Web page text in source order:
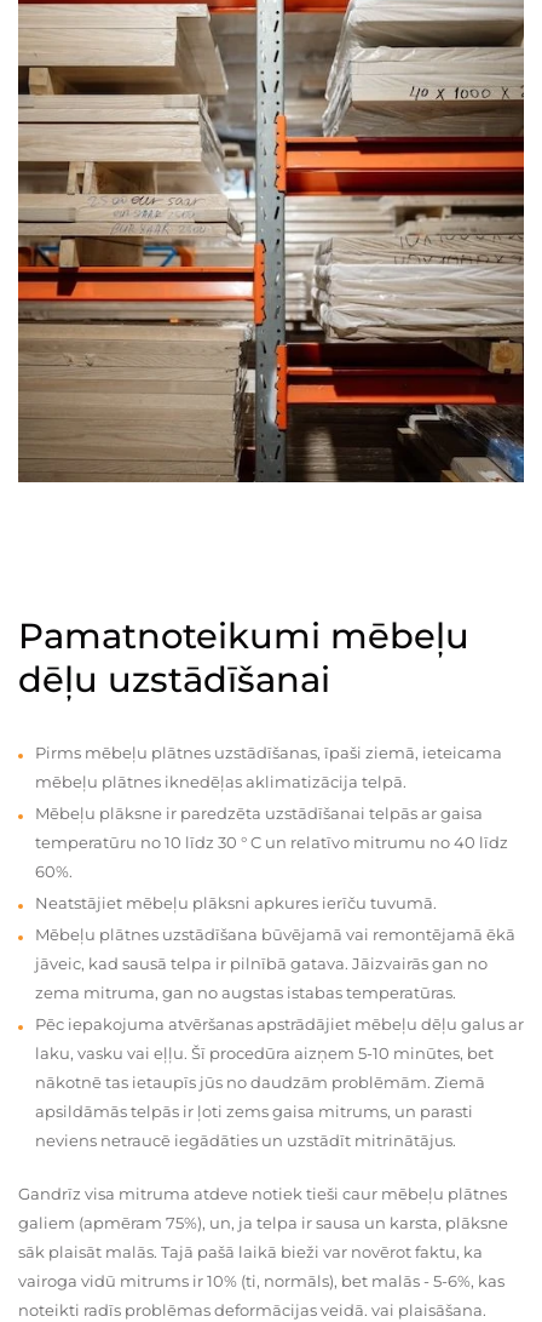
Pamatnoteikumi mēbeļu
dēļu uzstādīšanai
Pirms mēbeļu plātnes uzstādīšanas, īpaši ziemā, ieteicama
mēbeļu plātnes iknedēļas aklimatizācija telpā.
Mēbeļu plāksne ir paredzēta uzstādīšanai telpās ar gaisa
temperatūru no 10 līdz 30 ° C un relatīvo mitrumu no 40 līdz
60%.
Neatstājiet mēbeļu plāksni apkures ierīču tuvumā.
Mēbeļu plātnes uzstādīšana būvējamā vai remontējamā ēkā
jāveic, kad sausā telpa ir pilnībā gatava. Jāizvairās gan no
zema mitruma, gan no augstas istabas temperatūras.
Pēc iepakojuma atvēršanas apstrādājiet mēbeļu dēļu galus ar
laku, vasku vai eļļu. Šī procedūra aizņem 5-10 minūtes, bet
nākotnē tas ietaupīs jūs no daudzām problēmām. Ziemā
apsildāmās telpās ir ļoti zems gaisa mitrums, un parasti
neviens netraucē iegādāties un uzstādīt mitrinātājus.
Gandrīz visa mitruma atdeve notiek tieši caur mēbeļu plātnes
galiem (apmēram 75%), un, ja telpa ir sausa un karsta, plāksne
sāk plaisāt malās. Tajā pašā laikā bieži var novērot faktu, ka
vairoga vidū mitrums ir 10% (ti, normāls), bet malās - 5-6%, kas
noteikti radīs problēmas deformācijas veidā. vai plaisāšana.